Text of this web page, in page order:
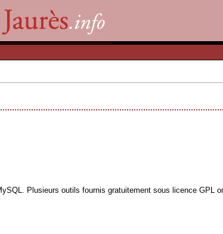
Plusieurs outils fournis gratuitement sous licence GPL